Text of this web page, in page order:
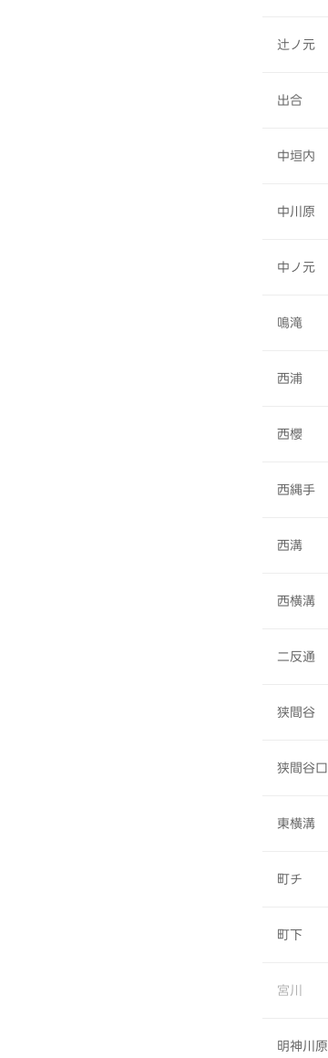
辻ノ元
出合
中垣内
中川原
中ノ元
鳴滝
西浦
西櫻
西縄手
西溝
西横溝
二反通
狭間谷
狭間谷口
東横溝
町チ
町下
宮川
明神川原